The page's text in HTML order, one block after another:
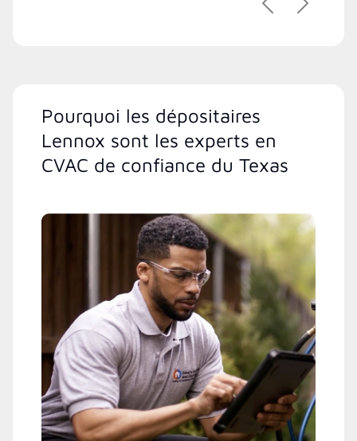
PrécédentSuivant
Pourquoi les dépositaires
Lennox sont les experts en
CVAC de confiance du Texas